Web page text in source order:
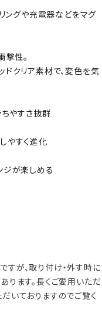
ングや充電器などをマグ
撃性。
ドクリア素材で、変色を気
ちやすさ抜群
やすく進化
ジが楽しめる
が、取り付け・外す時に
ります。長くご愛用いただ
いておりますのでご覧く